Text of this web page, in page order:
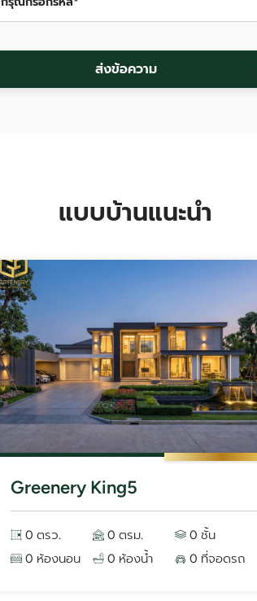
ส่งข้อความ
แบบบ้านแนะนำ
Greenery King5
0 ตรว. 0 ตรม.
0 ชั้น
0 ห้องนอน
0 ห้องน้ำ 0 ที่จอดรถ